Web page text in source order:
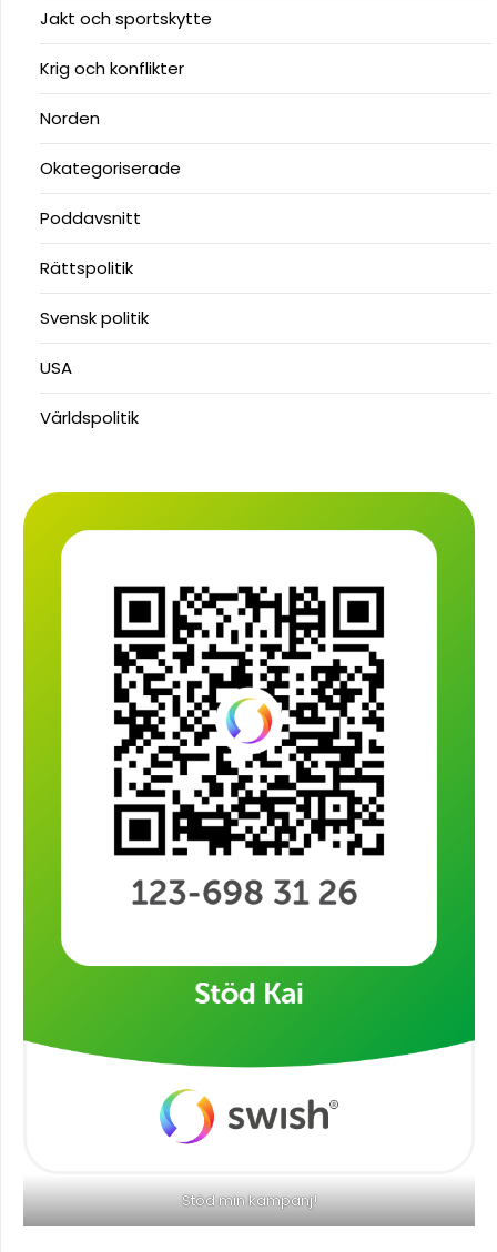
Jakt och sportskytte
Krig och konflikter
Norden
Okategoriserade
Poddavsnitt
Rättspolitik
Svensk politik
USA
Världspolitik
Stöd min kampanj!